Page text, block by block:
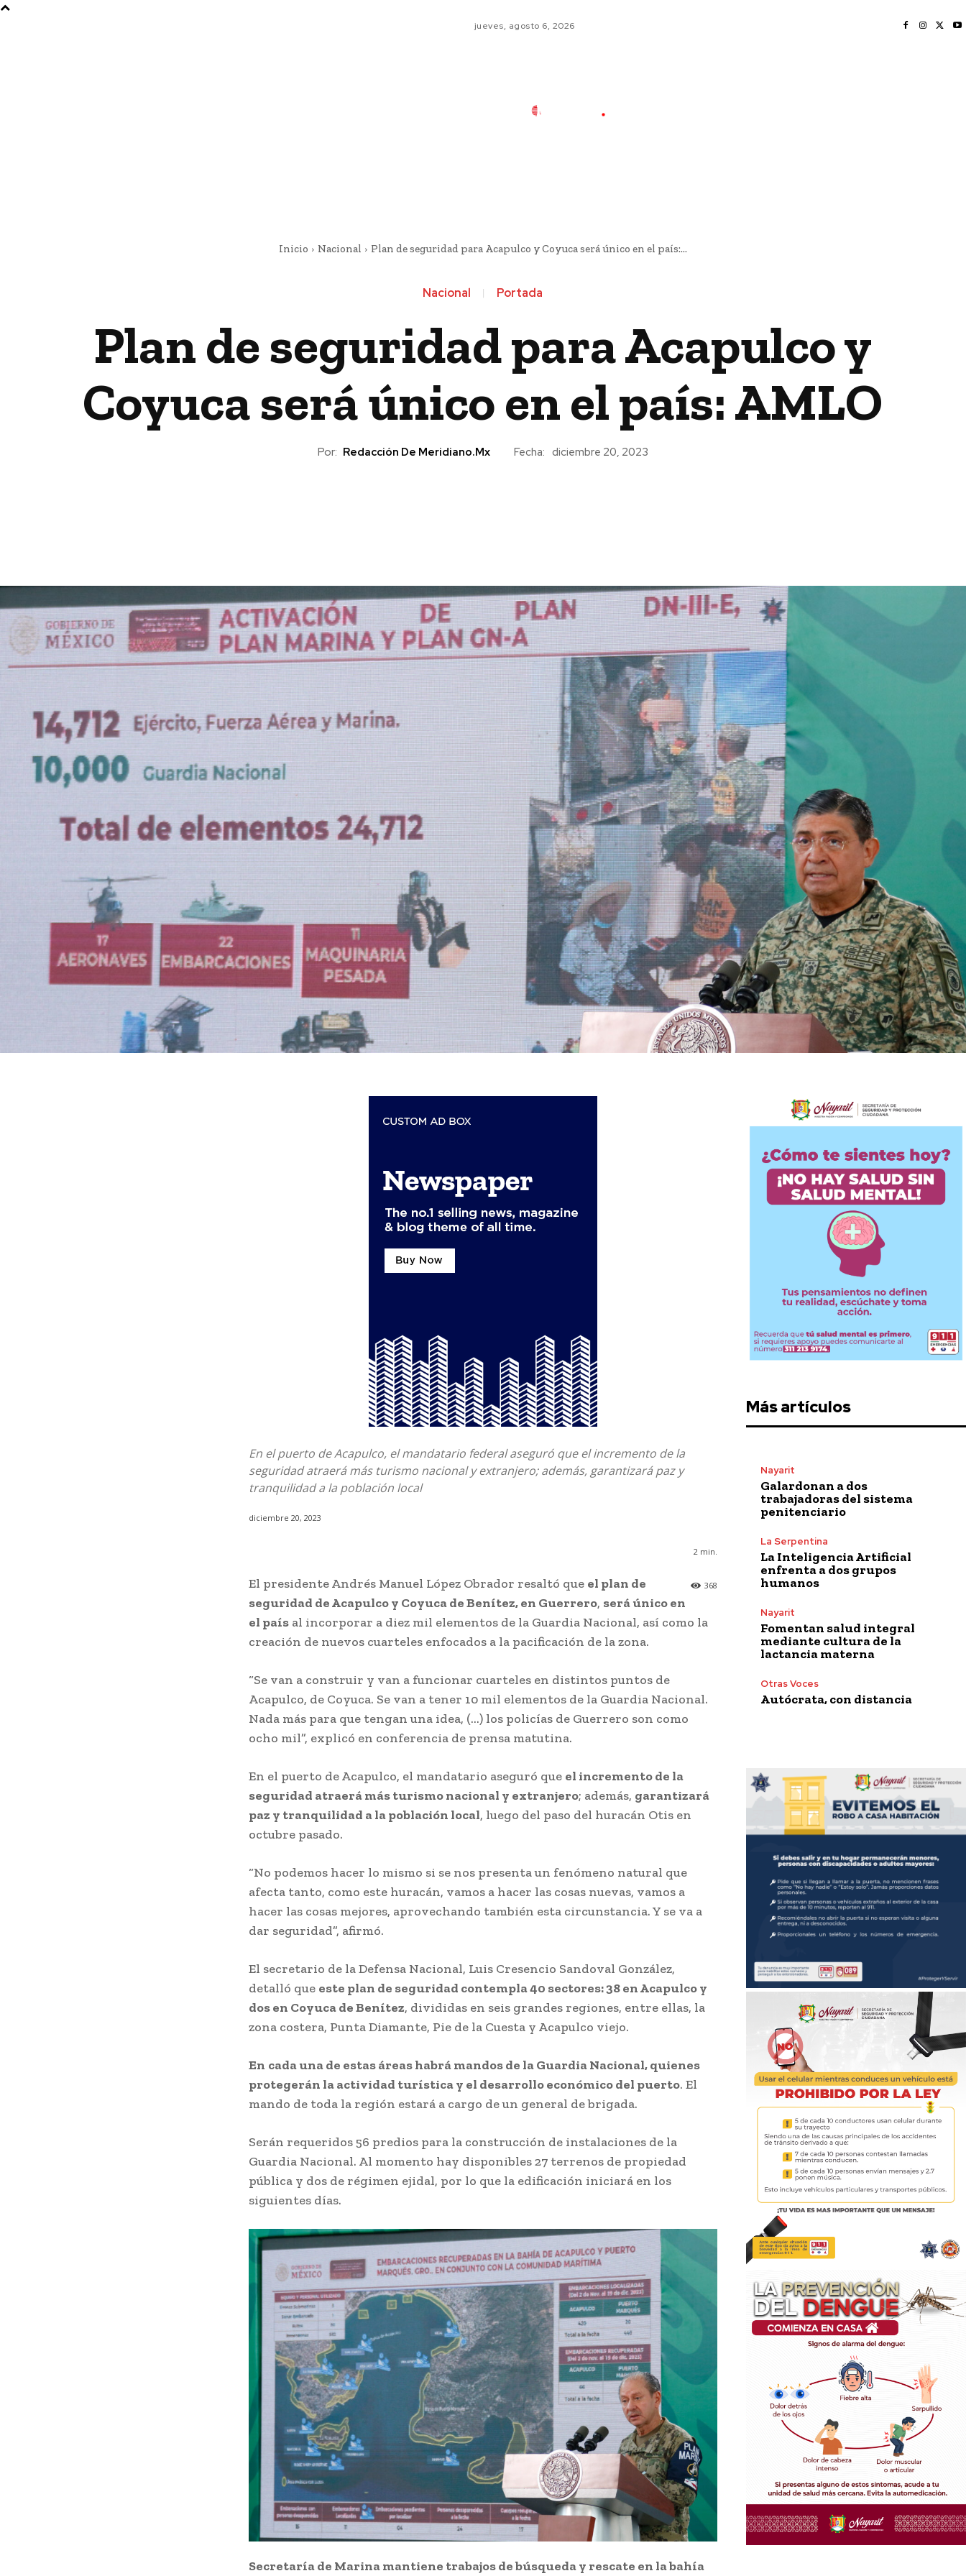
jueves, agosto 6, 2026
Inicio Nacional Plan de seguridad para Acapulco y Coyuca será único en el país:...
Nacional Portada
Plan de seguridad para Acapulco y
Coyuca será único en el país: AMLO
Por: Redacción De Meridiano.mx Fecha: diciembre 20, 2023
En el puerto de Acapulco, el mandatario federal aseguró que el incremento de la
seguridad atraerá más turismo nacional y extranjero; además, garantizará paz y
tranquilidad a la población local
diciembre 20, 2023
2 min.
368
El presidente Andrés Manuel López Obrador resaltó que el plan de
seguridad de Acapulco y Coyuca de Benítez, en Guerrero, será único en
el país al incorporar a diez mil elementos de la Guardia Nacional, así como la
creación de nuevos cuarteles enfocados a la pacificación de la zona.
“Se van a construir y van a funcionar cuarteles en distintos puntos de
Acapulco, de Coyuca. Se van a tener 10 mil elementos de la Guardia Nacional.
Nada más para que tengan una idea, (…) los policías de Guerrero son como
ocho mil”, explicó en conferencia de prensa matutina.
En el puerto de Acapulco, el mandatario aseguró que el incremento de la
seguridad atraerá más turismo nacional y extranjero; además, garantizará
paz y tranquilidad a la población local, luego del paso del huracán Otis en
octubre pasado.
“No podemos hacer lo mismo si se nos presenta un fenómeno natural que
afecta tanto, como este huracán, vamos a hacer las cosas nuevas, vamos a
hacer las cosas mejores, aprovechando también esta circunstancia. Y se va a
dar seguridad”, afirmó.
El secretario de la Defensa Nacional, Luis Cresencio Sandoval González,
detalló que este plan de seguridad contempla 40 sectores: 38 en Acapulco y
dos en Coyuca de Benítez, divididas en seis grandes regiones, entre ellas, la
zona costera, Punta Diamante, Pie de la Cuesta y Acapulco viejo.
En cada una de estas áreas habrá mandos de la Guardia Nacional, quienes
protegerán la actividad turística y el desarrollo económico del puerto. El
mando de toda la región estará a cargo de un general de brigada.
Serán requeridos 56 predios para la construcción de instalaciones de la
Guardia Nacional. Al momento hay disponibles 27 terrenos de propiedad
pública y dos de régimen ejidal, por lo que la edificación iniciará en los
siguientes días.
Secretaría de Marina mantiene trabajos de búsqueda y rescate en la bahía
Más artículos
Nayarit
Galardonan a dos
trabajadoras del sistema
penitenciario
La Serpentina
La Inteligencia Artificial
enfrenta a dos grupos
humanos
Nayarit
Fomentan salud integral
mediante cultura de la
lactancia materna
Otras Voces
Autócrata, con distancia